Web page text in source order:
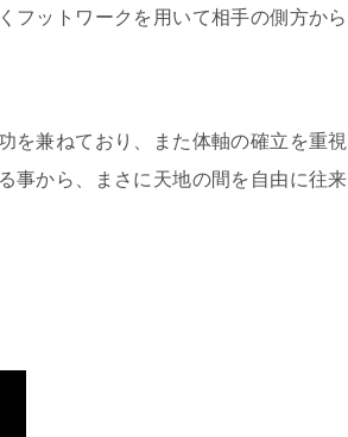
フットワークを用いて相手の側方から
を兼ねており、また体軸の確立を重視
事から、まさに天地の間を自由に往来